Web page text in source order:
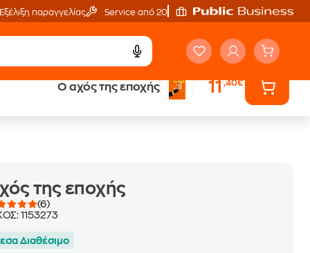
Εξέλιξη παραγγελίας Service από 20'
Ο αχός της εποχής 11,40€
Έλα στον κόσμο
της εποχής
(6)
1153273
Διαθέσιμο